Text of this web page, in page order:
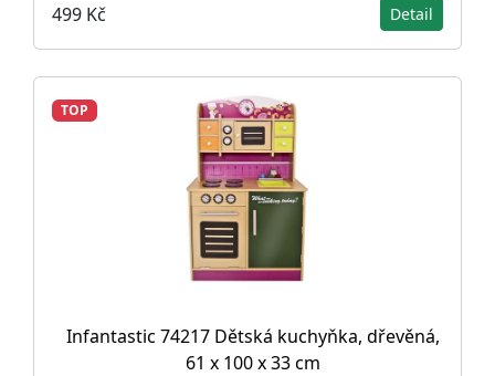
499 Kč Detail
TOP
Infantastic 74217 Dětská kuchyňka, dřevěná,
61 x 100 x 33 cm